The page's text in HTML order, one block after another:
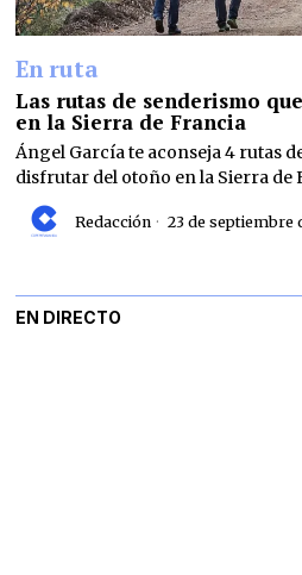
En ruta
Las rutas de senderismo
en la Sierra de Francia
Ángel García te aconseja 4 rutas
disfrutar del otoño en la Sierra de
Redacción 23 de septiembre
EN DIRECTO